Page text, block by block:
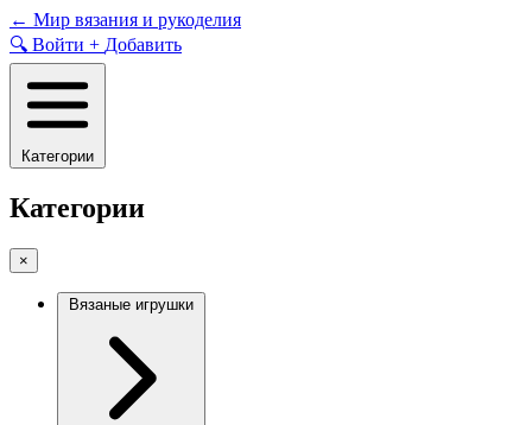
Skip
to
content
← Мир вязания и рукоделия
🔍 Войти + Добавить
Категории
Категории
×
Вязаные игрушки